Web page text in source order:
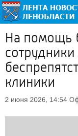
На помощь
клиники
2 июня 2026, 14:54